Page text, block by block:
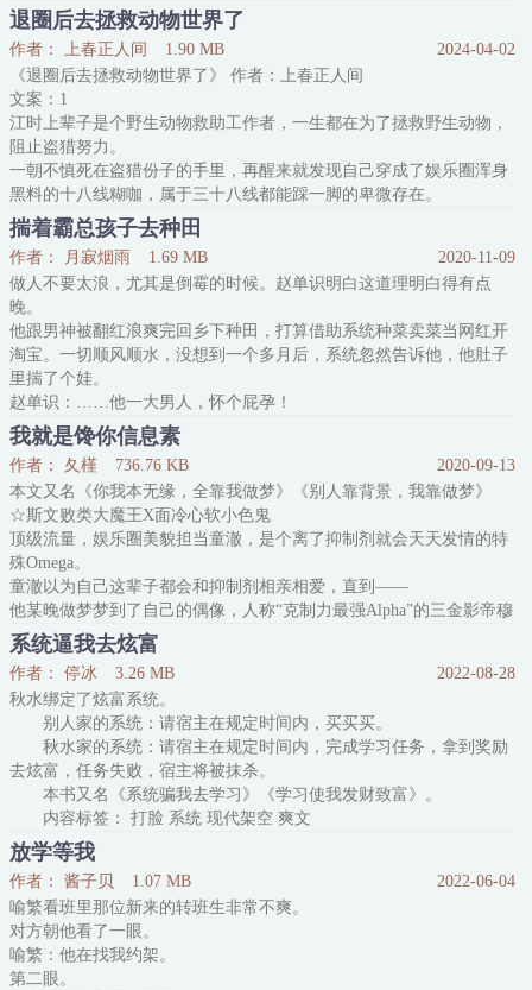
最后不出意外死无全尸。
宁时雪穿过来时，恰好原主的经纪人给他接了一档带娃综艺。
小反派躺在地上撒泼打滚，哇哇大哭说不要他这个爸爸，活脱一个熊
孩子。
宁时雪：“……”累了，毁灭吧。
2.
好不容易重活一次，宁时雪谁都不伺候了，只想当个病弱花瓶。
综艺开始录制——
小反派不愿意做
退圈后去拯救动物世界了
作者： 上春正人间 1.90 MB
2024-04-02
《退圈后去拯救动物世界了》 作者：上春正人间
文案：1
江时上辈子是个野生动物救助工作者，一生都在为了拯救野生动物，
阻止盗猎努力。
一朝不慎死在盗猎份子的手里，再醒来就发现自己穿成了娱乐圈浑身
黑料的十八线糊咖，属于三十八线都能踩一脚的卑微存在。
江时看了看微博底下一溜让他滚出娱乐圈的留言，再看看窗外正在说
人话的小鸟。
有点魔幻，他不确定的开口：“你在说什么？”小鸟一挥翅膀：“我说你
真可怜，刚刚听见隔壁两个在商量怎么把你送上别人的床……
啊！！！你怎么听得懂我说话？！妈妈这里有妖怪！”
小鸟七倒八
揣着霸总孩子去种田
作者： 月寂烟雨 1.69 MB
2020-11-09
做人不要太浪，尤其是倒霉的时候。赵单识明白这道理明白得有点
晚。
他跟男神被翻红浪爽完回乡下种田，打算借助系统种菜卖菜当网红开
淘宝。一切顺风顺水，没想到一个多月后，系统忽然告诉他，他肚子
里揣了个娃。
赵单识：……他一大男人，怀个屁孕！
系统慢吞吞地说道：“我遇到你的第一时间你在振臂高呼，说要给你
男神生猴子，我实现了你的愿望。”
霸总攻VS美人受
内容标签：生子 种田文 美食 系统
搜索关键字：主角：赵单识、黎凭┃配角：冉远遥┃其它：系统、种
田
一句话简介：霸总还是你霸总，种田也成巨头！
我就是馋你信息素
作者： 夂槿 736.76 KB
2020-09-13
本文又名《你我本无缘，全靠我做梦》《别人靠背景，我靠做梦》
☆斯文败类大魔王X面冷心软小色鬼
顶级流量，娱乐圈美貌担当童澈，是个离了抑制剂就会天天发情的特
殊Omega。
童澈以为自己这辈子都会和抑制剂相亲相爱，直到——
他某晚做梦梦到了自己的偶像，人称“克制力最强Alpha”的三金影帝穆
晗风。
还在梦里被穆影帝咬了一口。
醒来，童澈发现——这梦竟然比抑制剂还管用！
从此一发不可收，童澈日日期盼在梦中被穆晗风标记。
穆晗风不知从何时起，梦里总会出现一个色咪咪的小Omega。
小Ome
系统逼我去炫富
作者： 停冰 3.26 MB
2022-08-28
秋水绑定了炫富系统。
别人家的系统：请宿主在规定时间内，买买买。
秋水家的系统：请宿主在规定时间内，完成学习任务，拿到奖励
去炫富，任务失败，宿主将被抹杀。
本书又名《系统骗我去学习》《学习使我发财致富》。
内容标签： 打脸 系统 现代架空 爽文
搜索关键字：主角：秋水，楼羽辰 ┃ 配角：张家匀，周浩，梁
子涛等 ┃ 其它：系统，炫富
一句话简介：学习使我致富，最后被逼去炫富
立意：平凡的人，只要努力学习，也可以拥有不平凡的人生!
放学等我
作者： 酱子贝 1.07 MB
2022-06-04
喻繁看班里那位新来的转班生非常不爽。
对方朝他看了一眼。
喻繁：他在找我约架。
第二眼。